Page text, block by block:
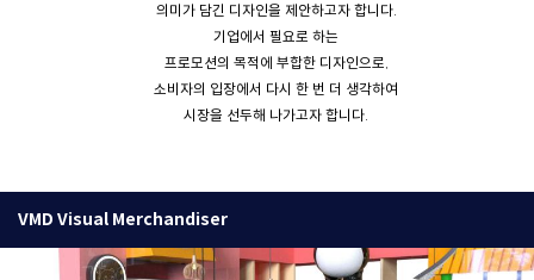
의미가 담긴 디자인을 제안하고자 합니다.
기업에서 필요로 하는
프로모션의 목적에 부합한 디자인으로,
소비자의 입장에서 다시 한 번 더 생각하여
시장을 선두해 나가고자 합니다.
VMD Visual Merchandiser